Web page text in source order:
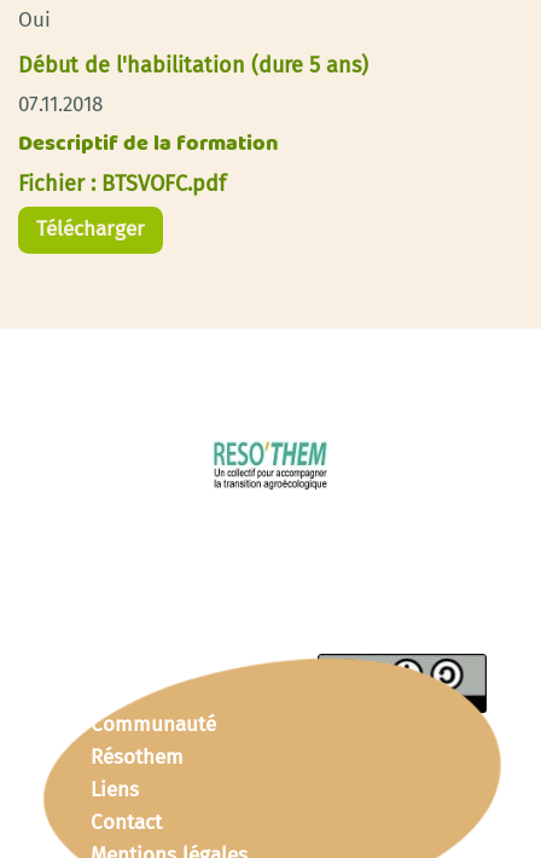
Oui
Début de l'habilitation (dure 5 ans)
07.11.2018
Descriptif de la formation
Fichier : BTSVOFC.pdf
Télécharger
Communauté
Résothem
Liens
Contact